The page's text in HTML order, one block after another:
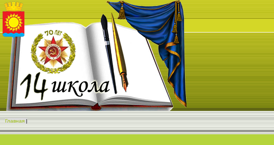
Главная |